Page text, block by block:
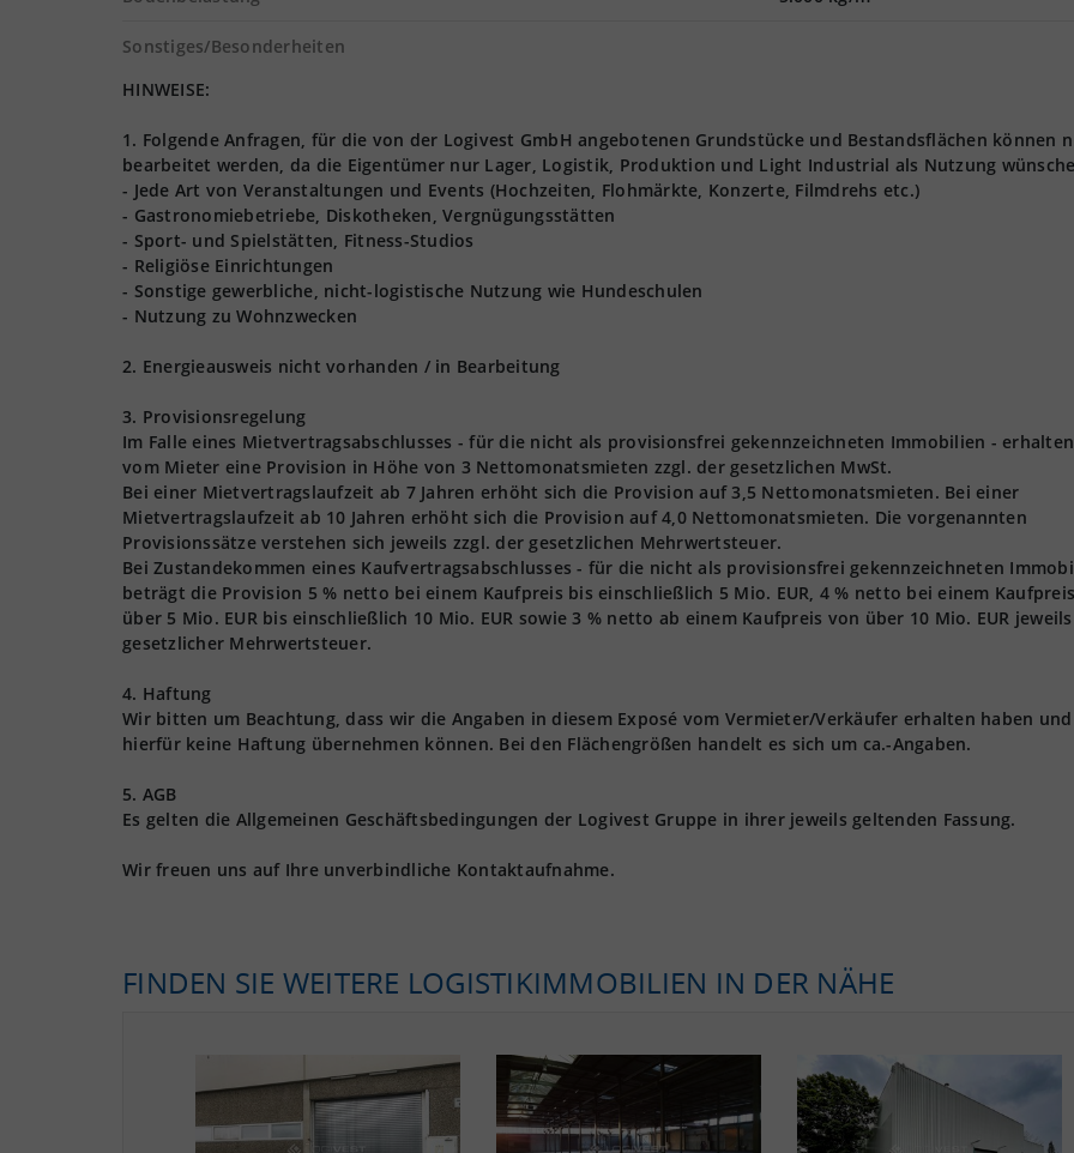
Sonstiges/Besonderheiten
HINWEISE:
1. Folgende Anfragen, für die von der Logivest GmbH angebotenen Grundstücke und Bestandsflächen können
bearbeitet werden, da die Eigentümer nur Lager, Logistik, Produktion und Light Industrial als Nutzung
- Jede Art von Veranstaltungen und Events (Hochzeiten, Flohmärkte, Konzerte, Filmdrehs etc.)
- Gastronomiebetriebe, Diskotheken, Vergnügungsstätten
- Sport- und Spielstätten, Fitness-Studios
- Religiöse Einrichtungen
- Sonstige gewerbliche, nicht-logistische Nutzung wie Hundeschulen
- Nutzung zu Wohnzwecken
2. Energieausweis nicht vorhanden / in Bearbeitung
3. Provisionsregelung
Im Falle eines Mietvertragsabschlusses - für die nicht als provisionsfrei gekennzeichneten Immobilien -
vom Mieter eine Provision in Höhe von 3 Nettomonatsmieten zzgl. der gesetzlichen MwSt.
Bei einer Mietvertragslaufzeit ab 7 Jahren erhöht sich die Provision auf 3,5 Nettomonatsmieten. Bei einer
Mietvertragslaufzeit ab 10 Jahren erhöht sich die Provision auf 4,0 Nettomonatsmieten. Die vorgenannten
Provisionssätze verstehen sich jeweils zzgl. der gesetzlichen Mehrwertsteuer.
Bei Zustandekommen eines Kaufvertragsabschlusses - für die nicht als provisionsfrei gekennzeichneten
beträgt die Provision 5 % netto bei einem Kaufpreis bis einschließlich 5 Mio. EUR, 4 % netto bei einem
über 5 Mio. EUR bis einschließlich 10 Mio. EUR sowie 3 % netto ab einem Kaufpreis von über 10 Mio. EUR
gesetzlicher Mehrwertsteuer.
4. Haftung
Wir bitten um Beachtung, dass wir die Angaben in diesem Exposé vom Vermieter/Verkäufer erhalten haben und
hierfür keine Haftung übernehmen können. Bei den Flächengrößen handelt es sich um ca.-Angaben.
5. AGB
Es gelten die Allgemeinen Geschäftsbedingungen der Logivest Gruppe in ihrer jeweils geltenden Fassung.
Wir freuen uns auf Ihre unverbindliche Kontaktaufnahme.
FINDEN SIE WEITERE LOGISTIKIMMOBILIEN IN DER NÄHE